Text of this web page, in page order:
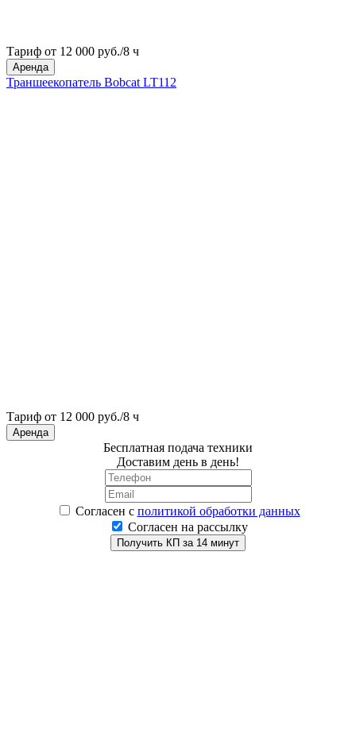
Тариф от 12 000 руб./8 ч
Аренда
Траншеекопатель Bobcat LT112
Тариф от 12 000 руб./8 ч
Аренда
Бесплатная подача техники
Доставим день в день!
Согласен с политикой обработки данных
Согласен на рассылку
Получить КП за 14 минут